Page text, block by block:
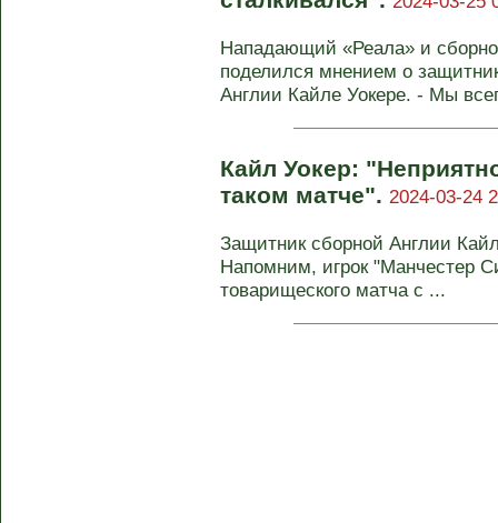
Нападающий «Реала» и
поделился мнением о
Англии Кайле Уокере. - Мы
Кайл Уокер:
таком матче". 2024-03-24
Защитник сборной Англии
Напомним, игрок "Манчестер
товарищеского матча с ...